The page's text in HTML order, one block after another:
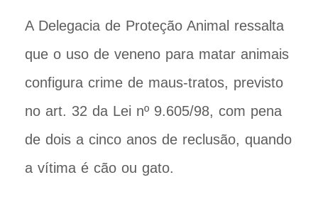
A Delegacia de Proteção Animal ressalta
que o uso de veneno para matar animais
configura crime de maus-tratos, previsto
no art. 32 da Lei nº 9.605/98, com pena
de dois a cinco anos de reclusão, quando
a vítima é cão ou gato.